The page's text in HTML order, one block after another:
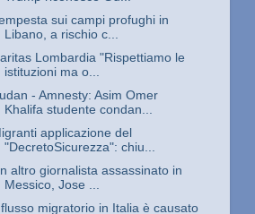
sui campi profughi in
Libano, a rischio c...
Lombardia "Rispettiamo le
istituzioni ma o...
- Amnesty: Asim Omer
Khalifa studente condan...
applicazione del
"DecretoSicurezza": chiu...
altro giornalista assassinato in
Messico, Jose ...
flusso migratorio in Italia è causato